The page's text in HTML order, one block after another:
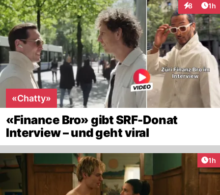
8 1h
«Chatty»
«Finance Bro» gibt SRF-Donat
Interview – und geht viral
1h